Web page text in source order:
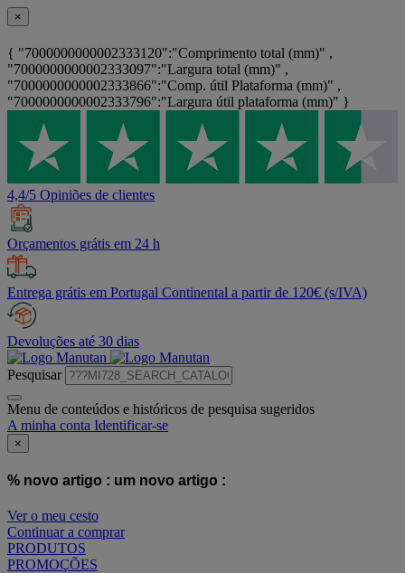
×
{ "7000000000002333120":"Comprimento total (mm)" ,
"7000000000002333097":"Largura total (mm)" ,
"7000000000002333866":"Comp. útil Plataforma (mm)" ,
"7000000000002333796":"Largura útil plataforma (mm)" }
4,4/5 Opiniões de clientes
Orçamentos grátis em 24 h
Entrega grátis em Portugal Continental a partir de 120€ (s/IVA)
Devoluções até 30 dias
Pesquisar
Menu de conteúdos e históricos de pesquisa sugeridos
A minha conta Identificar-se
×
% novo artigo : um novo artigo :
Ver o meu cesto
Continuar a comprar
PRODUTOS
PROMOÇÕES